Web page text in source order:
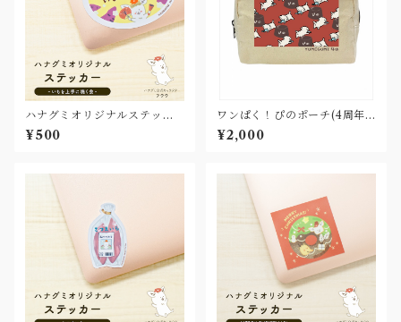
ハナグミオリジナルステッカ
ー✨いもを上手に焼く会
¥500
ワンぱく！ぴのポーチ(4周年
記念グッズ)
¥2,000